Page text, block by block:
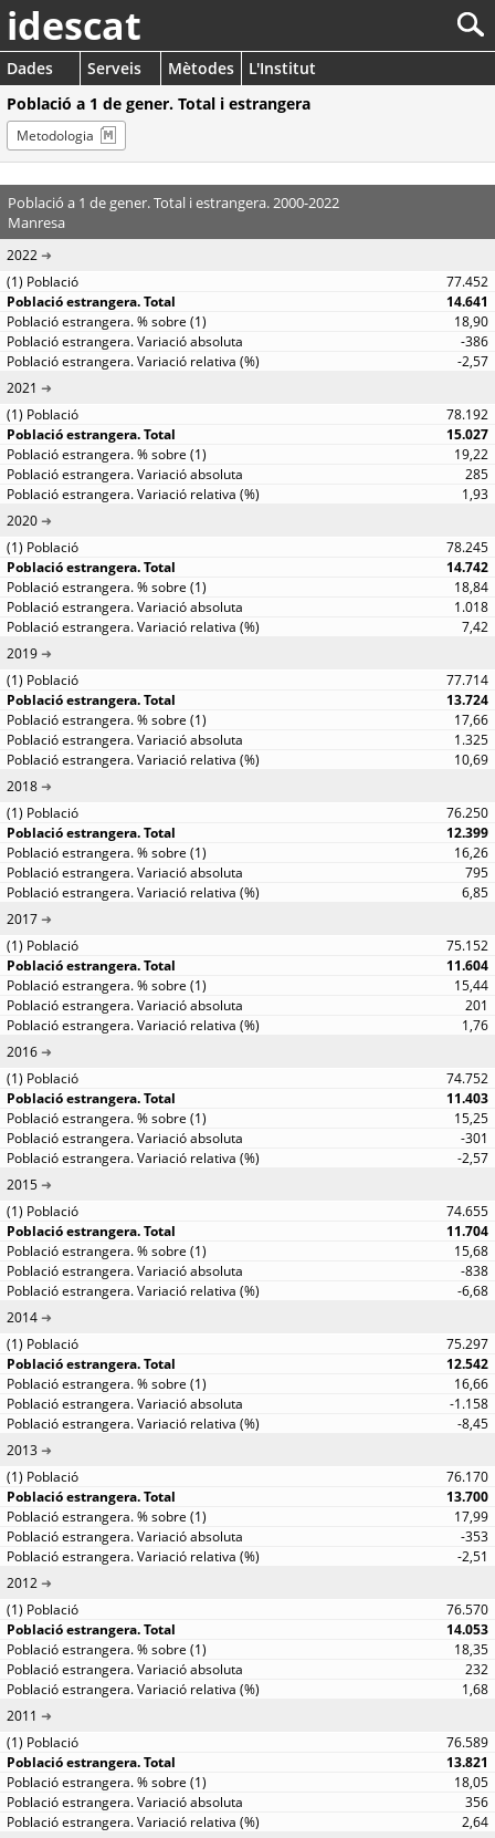
idescat
Dades Serveis Mètodes
L'Institut
Població a 1 de gener. Total i estrangera
Metodologia
Població a 1 de gener. Total i estrangera. 2000-2022
Manresa
2022
77.452
14.641
18,90
-386
-2,57
2021
78.192
15.027
19,22
285
1,93
2020
78.245
14.742
18,84
1.018
7,42
2019
77.714
13.724
17,66
1.325
10,69
2018
76.250
12.399
16,26
795
6,85
2017
75.152
11.604
15,44
201
1,76
2016
74.752
11.403
15,25
-301
-2,57
2015
74.655
11.704
15,68
-838
-6,68
2014
75.297
12.542
16,66
-1.158
-8,45
2013
76.170
13.700
17,99
-353
-2,51
2012
76.570
14.053
18,35
232
1,68
2011
76.589
13.821
18,05
356
2,64